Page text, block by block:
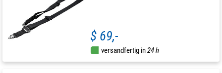
$ 69,-
versandfertig in24 h